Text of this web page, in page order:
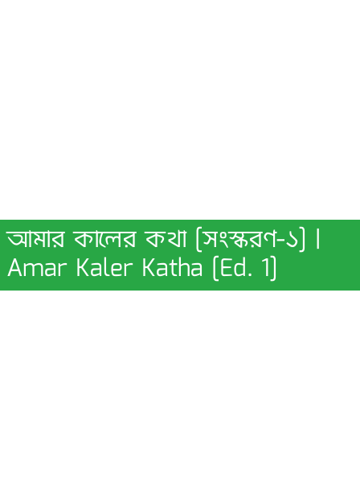
আমার কালের কথা [সংস্করণ-১] |
Amar Kaler Katha [Ed. 1]